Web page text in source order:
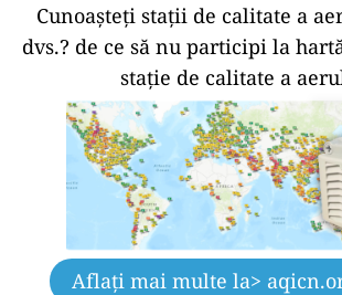
Cunoașteți stații de calitate a
dvs.? de ce să nu participi la
stație de calitate a
Aflați mai multe la>